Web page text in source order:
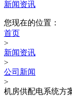
新闻资讯
您现在的位置：
首页
>
新闻资讯
>
公司新闻
>
机房供配电系统方